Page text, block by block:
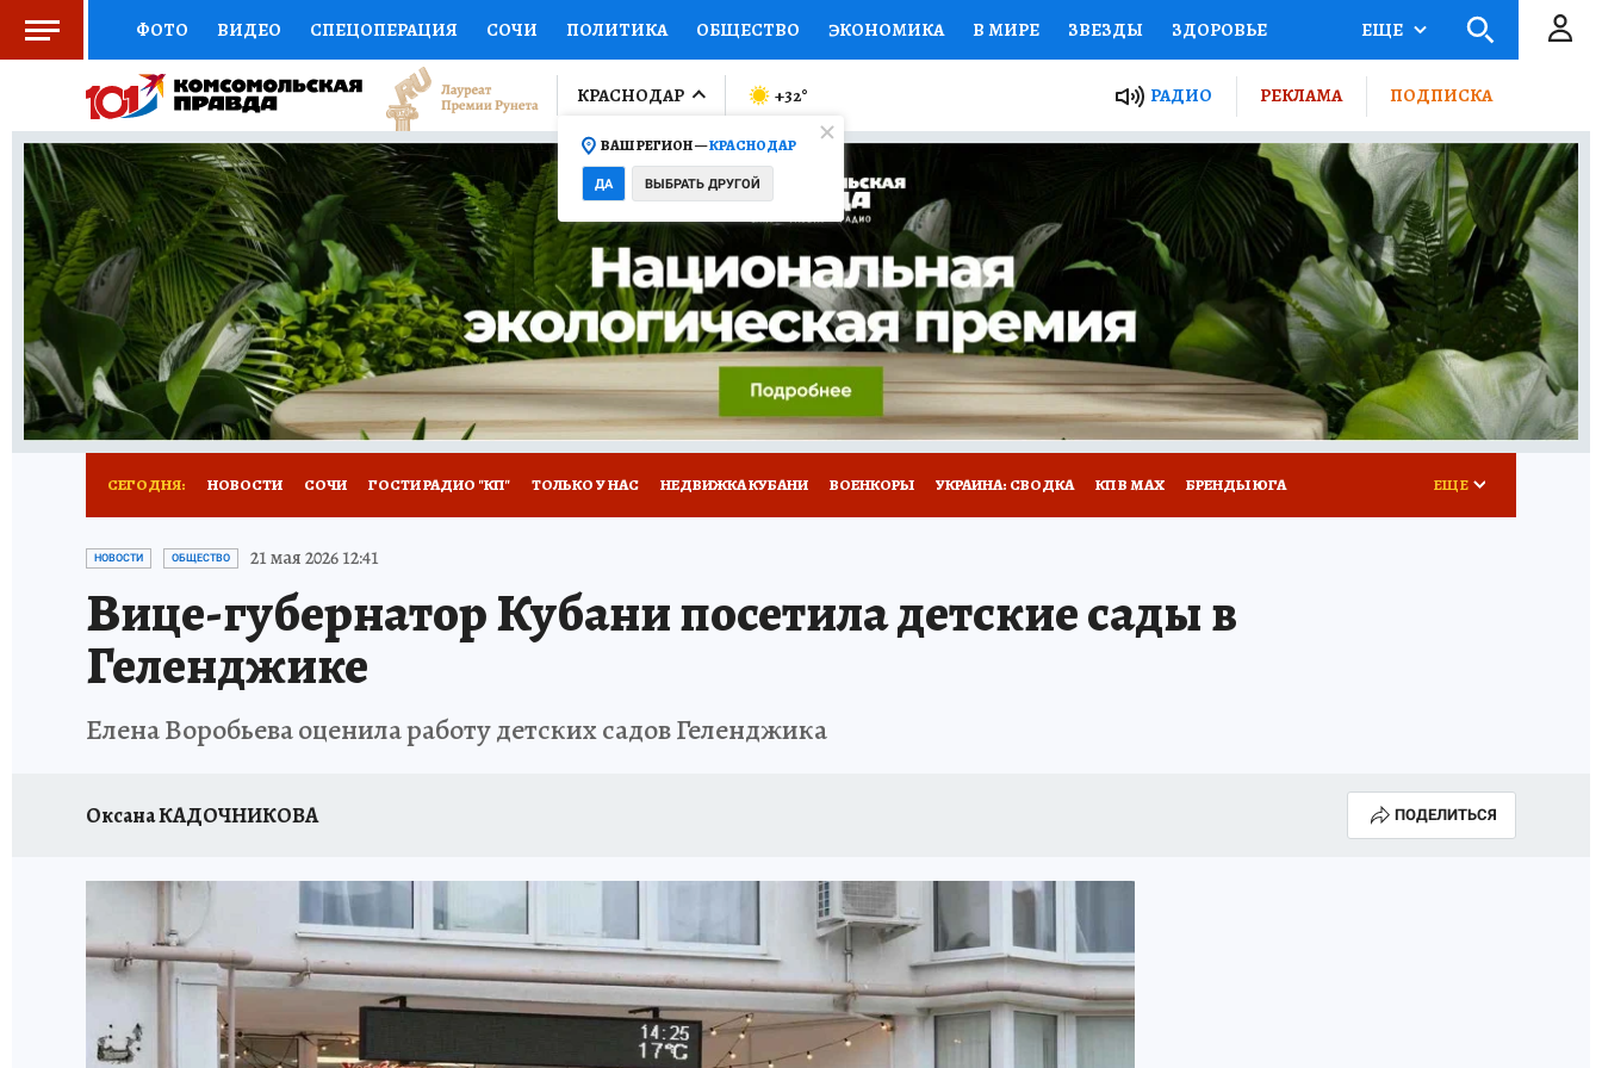
ФОТО ВИДЕО СПЕЦОПЕРАЦИЯ СОЧИ ПОЛИТИКА ОБЩЕСТВО ЭКОНОМИКА В МИРЕ ЗВЕЗДЫ ЗДОРОВЬЕ
СОЦПОДДЕРЖКА НАУКА СПОРТ КОЛУМНИСТЫ ПРОИСШЕСТВИЯ НАЦИОНАЛЬНЫЕ ПРОЕКТЫ РОССИИ
ВЫБОР ЭКСПЕРТОВ ДОКТОР ФИНАНСЫ ОТКРЫВАЕМ МИР Я ЗНАЮ СЕМЬЯ ЖЕНСКИЕ СЕКРЕТЫ ПУТЕВОДИТЕЛЬ
КНИЖНАЯ ПОЛКА ПРОГНОЗЫ НА СПОРТ ПРОМОКОДЫ СЕРИАЛЫ СПЕЦПРОЕКТЫ ДЕФИЦИТ ЖЕЛЕЗА ТУРИЗМ
ПРЕСС-ЦЕНТР НЕДВИЖИМОСТЬ ТЕЛЕВИЗОР КОЛЛЕКЦИИ КОНКУРСЫ РАБОТА У НАС ГИД ПОТРЕБИТЕЛЯ РЕКЛАМА
ВСЕ О КП РАДИО КП ТЕСТЫ НОВОЕ НА САЙТЕ
ЕЩЕ
КРАСНОДАР
ВАШ РЕГИОН —КРАСНОДАР
ДА ВЫБРАТЬ ДРУГОЙ
+32° РАДИО РЕКЛАМА ПОДПИСКА
СЕГОДНЯ: НОВОСТИ СОЧИ ГОСТИ РАДИО "КП" ТОЛЬКО У НАС НЕДВИЖКА КУБАНИ ВОЕНКОРЫ УКРАИНА: СВОДКА КП В МАХ БРЕНДЫ ЮГА
ОТДЫХ В РОССИИ ЗДОРОВЬЕ КУБАНИ
ЕЩЕ
НОВОСТИ ОБЩЕСТВО 21 мая 2026 12:41
Вице-губернатор Кубани посетила детские сады в
Геленджике
Елена Воробьева оценила работу детских садов Геленджика
Оксана КАДОЧНИКОВА ПОДЕЛИТЬСЯ